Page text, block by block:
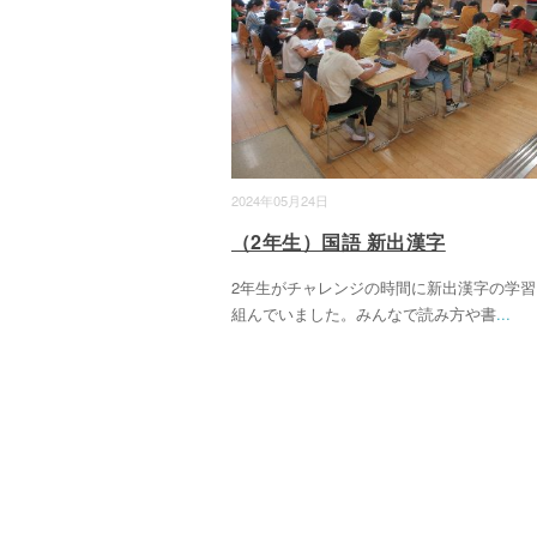
2024年05月24日
（2年生）国語 新出漢字
2年生がチャレンジの時間に新出漢字の学
組んでいました。みんなで読み方や書...